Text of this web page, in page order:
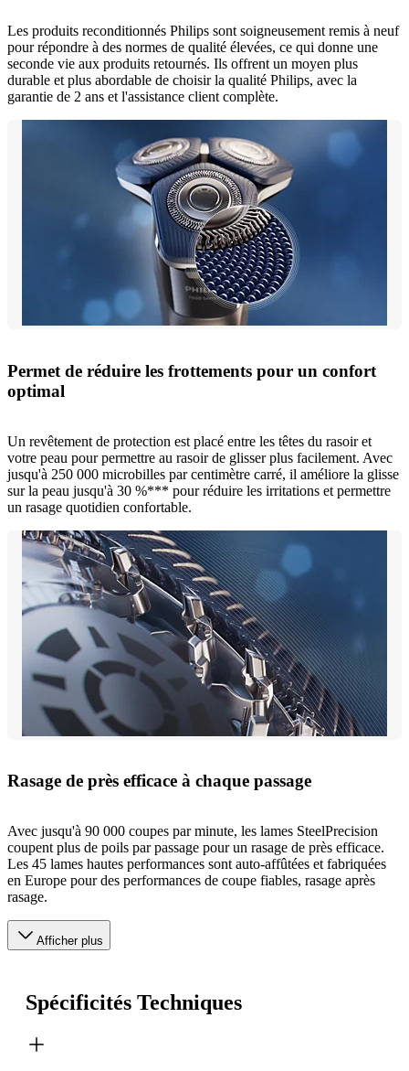
Les produits reconditionnés Philips sont soigneusement remis à neuf
pour répondre à des normes de qualité élevées, ce qui donne une
seconde vie aux produits retournés. Ils offrent un moyen plus
durable et plus abordable de choisir la qualité Philips, avec la
garantie de 2 ans et l'assistance client complète.
Permet de réduire les frottements pour un confort
optimal
Un revêtement de protection est placé entre les têtes du rasoir et
votre peau pour permettre au rasoir de glisser plus facilement. Avec
jusqu'à 250 000 microbilles par centimètre carré, il améliore la glisse
sur la peau jusqu'à 30 %*** pour réduire les irritations et permettre
un rasage quotidien confortable.
Rasage de près efficace à chaque passage
Avec jusqu'à 90 000 coupes par minute, les lames SteelPrecision
coupent plus de poils par passage pour un rasage de près efficace.
Les 45 lames hautes performances sont auto-affûtées et fabriquées
en Europe pour des performances de coupe fiables, rasage après
rasage.
Afficher plus
Spécificités Techniques